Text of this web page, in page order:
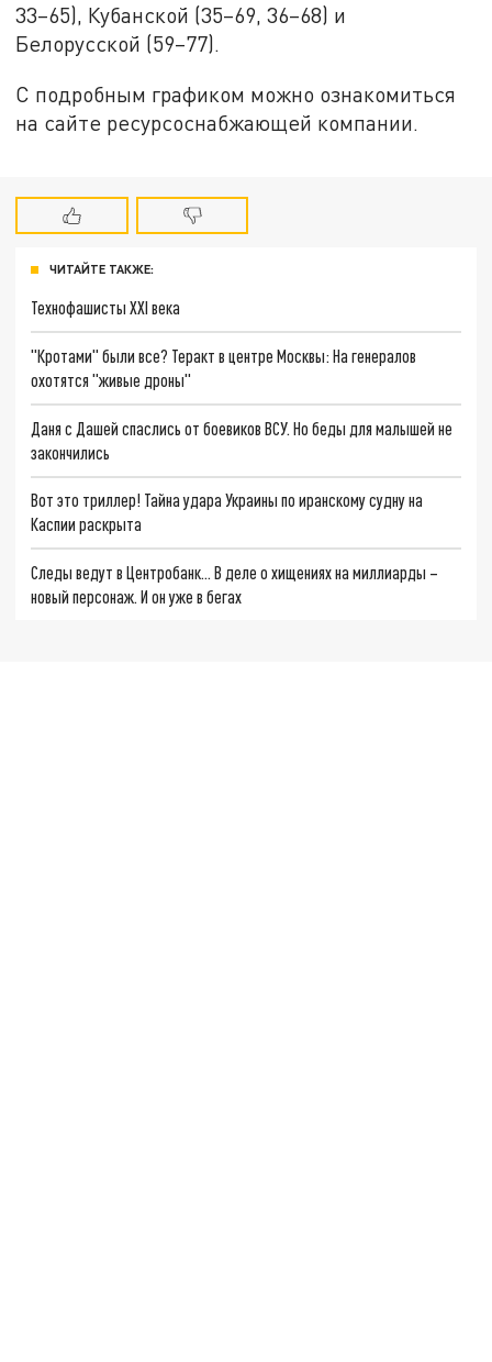
33–65), Кубанской (35–69, 36–68) и
Белорусской (59–77).
С подробным графиком можно ознакомиться
на сайте ресурсоснабжающей компании.
ЧИТАЙТЕ ТАКЖЕ:
Технофашисты XXI века
"Кротами" были все? Теракт в центре Москвы: На генералов
охотятся "живые дроны"
Даня с Дашей спаслись от боевиков ВСУ. Но беды для малышей не
закончились
Вот это триллер! Тайна удара Украины по иранскому судну на
Каспии раскрыта
Следы ведут в Центробанк… В деле о хищениях на миллиарды –
новый персонаж. И он уже в бегах